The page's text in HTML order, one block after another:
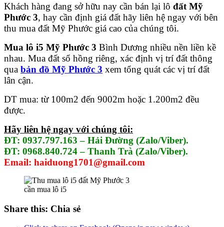
Khách hàng đang sở hữu nay cần bán lại lô đất Mỹ
Phước 3, hay cần định giá đất hãy liên hệ ngay với bên
thu mua đất Mỹ Phước giá cao của chúng tôi.
Mua lô i5 Mỹ Phước 3 Bình Dương nhiều nền liền kề
nhau. Mua đất sổ hồng riêng, xác định vị trí đất thông
qua bản đồ Mỹ Phước 3 xem tổng quát các vị trí đất
lân cận.
DT mua: từ 100m2 đến 9002m hoặc 1.200m2 đều
được.
Hãy liên hệ ngay với chúng tôi:
ĐT: 0937.797.163 – Hải Đường (Zalo/Viber).
ĐT: 0968.840.724 – Thanh Trà (Zalo/Viber).
Email: haiduong1701@gmail.com
cần mua lô i5
Share this: Chia sẻ